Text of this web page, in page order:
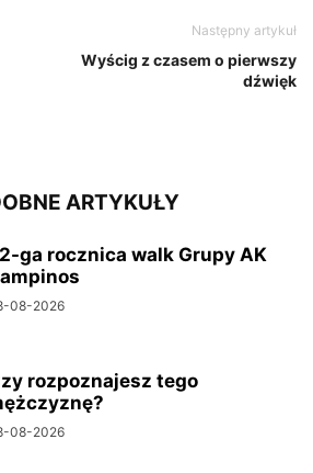
Następny artykuł
Wyścig z czasem o pierwszy
dźwięk
ARTYKUŁY
ga rocznica walk Grupy AK
08-2026
rozpoznajesz tego
08-2026